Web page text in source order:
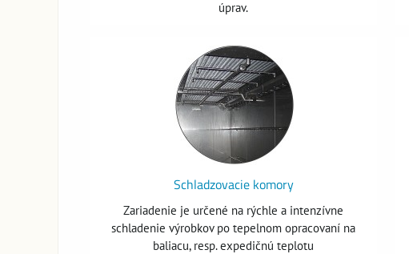
úprav.
Schladzovacie komory
Zariadenie je určené na rýchle a intenzívne
schladenie výrobkov po tepelnom opracovaní na
baliacu, resp. expedičnú teplotu